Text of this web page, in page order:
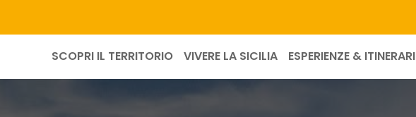
SCOPRI IL TERRITORIO VIVERE LA SICILIA ESPERIENZE & ITINERARI